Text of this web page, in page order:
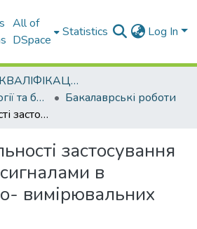
All of
DSpace
Statistics Log In
ВИПУСКНІ КВАЛІФІКАЦІЙНІ РОБОТИ
Кафедра метрології та безпеки життєдіяльності
Бакалаврські роботи
Оцінка доцільності застосування відстані між сигналами в інформаційно- вимірювальних технологіях
застосування
в
вимірювальних